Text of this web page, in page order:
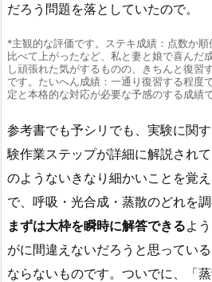
だろう問題を落としていたので。
*主観的な評価です。ステキ成績：点数か
比べて上がったなど、私と妻と娘で喜んだ
し頑張れた気がするものの、きちんと復習
です。たいへん成績：一通り復習する程度
定と本格的な対応が必要な予感のする成績で
参考書でも予シリでも、実験に関
験作業ステップが詳細に解説され
のようないきなり細かいことを覚
で、呼吸・光合成・蒸散のどれを
まずは大枠を瞬時に解答できるよ
がに間違えないだろうと思ってい
ならないものです。ついでに、「